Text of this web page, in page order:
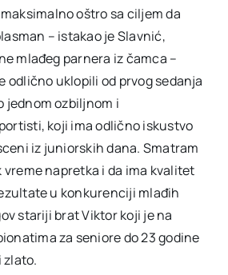
oštro sa ciljem da
– istakao je Slavnić,
mlađeg parnera iz čamca –
odlično uklopili od prvog sedanja
jednom ozbiljnom i
koji ima odlično iskustvo
iz juniorskih dana. Smatram
vreme napretka i da ima kvalitet
u konkurenciji mlađih
stariji brat Viktor koji je na
za seniore do 23 godine
zlato.